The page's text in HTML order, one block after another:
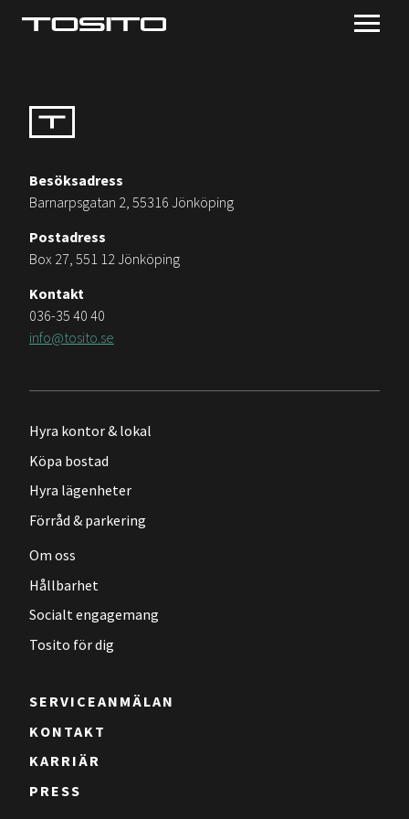
Besöksadress
Barnarpsgatan 2, 55316 Jönköping
Postadress
Box 27, 551 12 Jönköping
Kontakt
036-35 40 40
info@tosito.se
Hyra kontor & lokal
Köpa bostad
Hyra lägenheter
Förråd & parkering
Om oss
Hållbarhet
Socialt engagemang
Tosito för dig
SERVICEANMÄLAN
KONTAKT
KARRIÄR
PRESS